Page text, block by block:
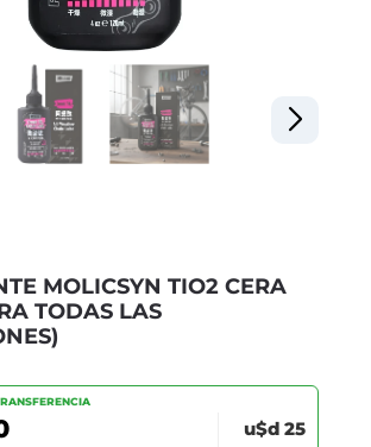
MOLICSYN TIO2 CERA
TODAS LAS
u$d 25